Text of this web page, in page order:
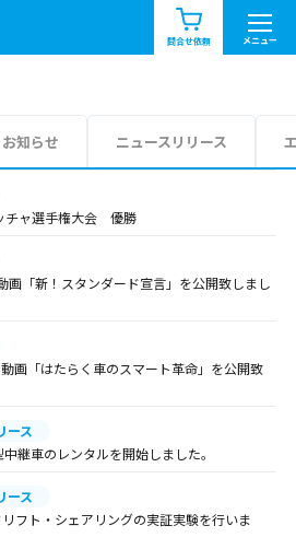
問合せ依頼 メニュー
お知らせ一覧
エリア情報を見る
お知らせ ニュースリリース
ャ選手権大会 優勝
画「新！スタンダード宣言」を公開致しまし
画「はたらく車のスマート革命」を公開致
ース
継車のレンタルを開始しました。
ース
フト・シェアリングの実証実験を行いま